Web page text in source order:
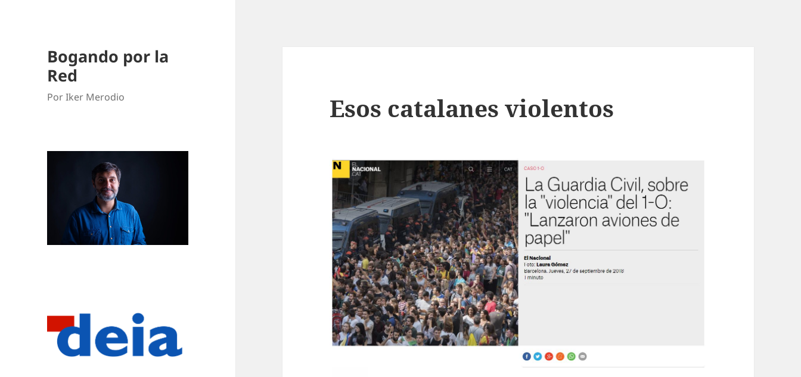
Bogando por la
Red
Por Iker Merodio Esos catalanes violentos